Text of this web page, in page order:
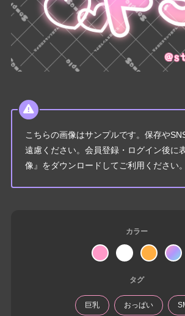
こちらの画像はサンプルです。保存や
遠慮ください。会員登録・ログイン後に
像』をダウンロードしてご利用ください。
カラー
タグ
巨乳 おっぱい